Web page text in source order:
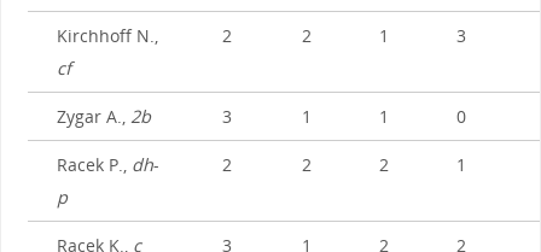
Kirchhoff N.,
cf
2 2 1 3
Zygar A., 2b 3 1 1 0
Racek P., dh-
p
2 2 2 1
Racek K., c 3 1 2 2